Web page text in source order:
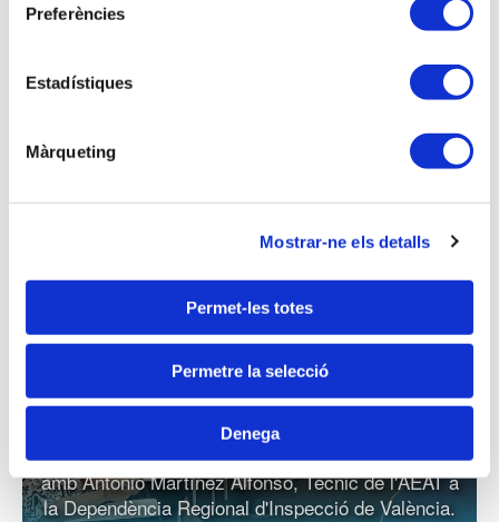
Preferències
Estadístiques
Màrqueting
Mostrar-ne els detalls
Permet-les totes
Permetre la selecció
Denega
21-10-2026 - Aula formativa
amb Antonio Martínez Alfonso, Tècnic de l'AEAT a
la Dependència Regional d'Inspecció de València.